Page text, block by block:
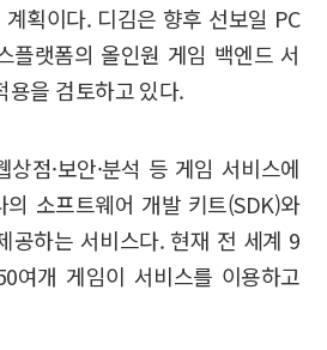
획이다. 디김은 향후 선보일 PC
플랫폼의 올인원 게임 백엔드 서
을 검토하고 있다.
상점·보안·분석 등 게임 서비스에
소프트웨어 개발 키트(SDK)와
공하는 서비스다. 현재 전 세계 9
여개 게임이 서비스를 이용하고